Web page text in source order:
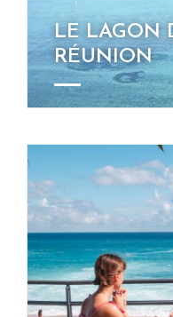
LE LAGON
RÉUNION